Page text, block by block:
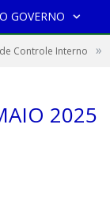
O GOVERNO
Controle Interno »
2025